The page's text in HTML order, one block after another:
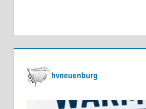
hvneuenburg